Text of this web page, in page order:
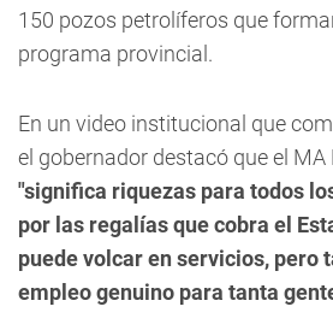
150 pozos petrolíferos que
programa provincial.
En un video institucional que
el gobernador destacó que el MA
"significa riquezas para todos
por las regalías que cobra el
puede volcar en servicios, pero
empleo genuino para tanta